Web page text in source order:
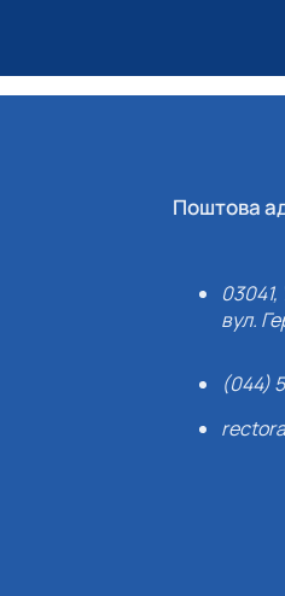
Поштова
03041,
вул.
(044)